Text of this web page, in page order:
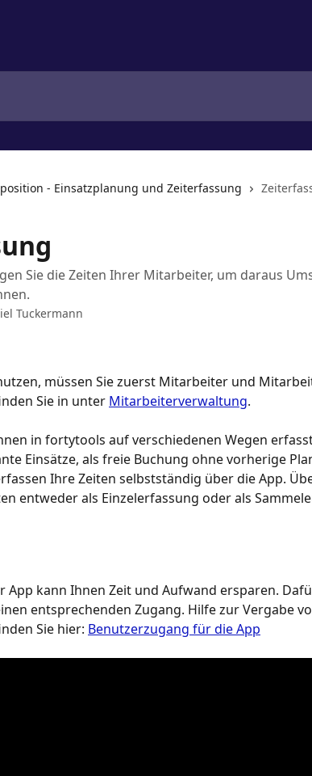
- Einsatzplanung und Zeiterfassung
Sie die Zeiten Ihrer Mitarbeiter, um daraus
Tuckermann
müssen Sie zuerst Mitarbeiter und
Sie in unter Mitarbeiterverwaltung.
in fortytools auf verschiedenen Wegen
Einsätze, als freie Buchung ohne vorherige
Ihre Zeiten selbstständig über die App.
entweder als Einzelerfassung oder als
App kann Ihnen Zeit und Aufwand ersparen.
entsprechenden Zugang. Hilfe zur Vergabe
Sie hier: Benutzerzugang für die App